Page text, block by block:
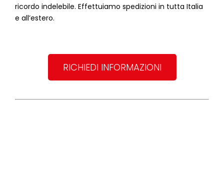
ricordo indelebile. Effettuiamo spedizioni in tutta Italia
e all’estero.
RICHIEDI INFORMAZIONI